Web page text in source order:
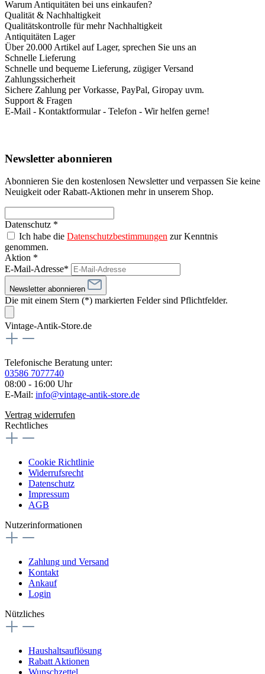
Warum Antiquitäten bei uns einkaufen?
Qualität & Nachhaltigkeit
Qualitätskontrolle für mehr Nachhaltigkeit
Antiquitäten Lager
Über 20.000 Artikel auf Lager, sprechen Sie uns an
Schnelle Lieferung
Schnelle und bequeme Lieferung, zügiger Versand
Zahlungssicherheit
Sichere Zahlung per Vorkasse, PayPal, Giropay uvm.
Support & Fragen
E-Mail - Kontaktformular - Telefon - Wir helfen gerne!
Newsletter abonnieren
Abonnieren Sie den kostenlosen Newsletter und verpassen Sie keine
Neuigkeit oder Rabatt-Aktionen mehr in unserem Shop.
Datenschutz *
Ich habe die Datenschutzbestimmungen zur Kenntnis
genommen.
Aktion *
E-Mail-Adresse*
Newsletter abonnieren
Die mit einem Stern (*) markierten Felder sind Pflichtfelder.
Vintage-Antik-Store.de
Telefonische Beratung unter:
03586 7077740
08:00 - 16:00 Uhr
E-Mail: info@vintage-antik-store.de
Vertrag widerrufen
Rechtliches
Cookie Richtlinie
Widerrufsrecht
Datenschutz
Impressum
AGB
Nutzerinformationen
Zahlung und Versand
Kontakt
Ankauf
Login
Nützliches
Haushaltsauflösung
Rabatt Aktionen